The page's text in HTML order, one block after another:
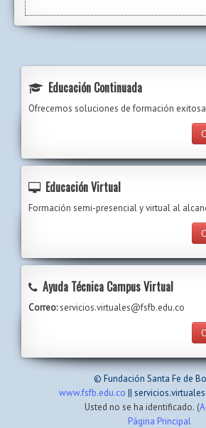
Educación Continuada
Ofrecemos soluciones de formación
Educación Virtual
Formación semi-presencial y virtual al
Ayuda Técnica Campus Virtual
Correo:servicios.virtuales@fsfb.edu.co
© Fundación Santa Fe de
www.fsfb.edu.co ||
Usted no se ha identificado. (
Página Principal